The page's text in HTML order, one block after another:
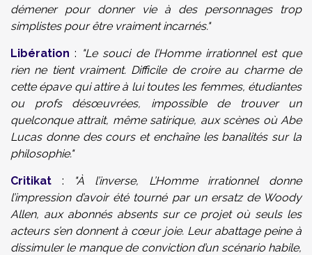
démener pour donner vie à des personnages trop
simplistes pour être vraiment incarnés."
Libération : "Le souci de l’Homme irrationnel est que
rien ne tient vraiment. Difficile de croire au charme de
cette épave qui attire à lui toutes les femmes, étudiantes
ou profs désœuvrées, impossible de trouver un
quelconque attrait, même satirique, aux scènes où Abe
Lucas donne des cours et enchaîne les banalités sur la
philosophie."
Critikat :
"À l’inverse, L’Homme irrationnel donne
l’impression d’avoir été tourné par un ersatz de Woody
Allen, aux abonnés absents sur ce projet où seuls les
acteurs s’en donnent à cœur joie. Leur abattage peine à
dissimuler le manque de conviction d’un scénario habile,